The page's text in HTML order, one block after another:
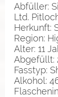
Abfüller:
Ltd.
Herkunft:
Region:
Alter: 11
Abgefüllt:
Fasstyp:
Alkohol: